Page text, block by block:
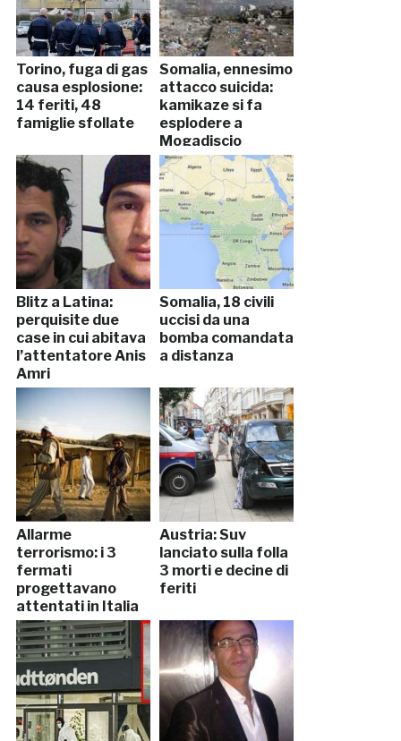
Torino, fuga di gas
causa esplosione:
14 feriti, 48
famiglie sfollate
Somalia, ennesimo
attacco suicida:
kamikaze si fa
esplodere a
Mogadiscio
Blitz a Latina:
perquisite due
case in cui abitava
l’attentatore Anis
Amri
Somalia, 18 civili
uccisi da una
bomba comandata
a distanza
Allarme
terrorismo: i 3
fermati
progettavano
attentati in Italia
Austria: Suv
lanciato sulla folla
3 morti e decine di
feriti